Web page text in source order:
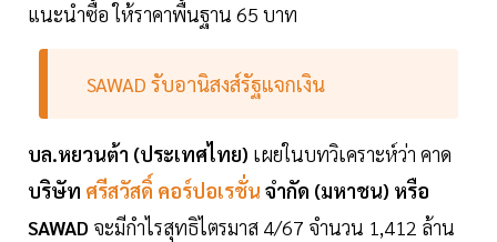
แนะนำซื้อ ให้ราคาพื้นฐาน 65 บาท
SAWAD รับอานิสงส์รัฐแจกเงิน
บล.หยวนต้า (ประเทศไทย) เผยในบทวิเคราะห์ว่า คาด
บริษัท ศรีสวัสดิ์ คอร์ปอเรชั่น จำกัด (มหาชน) หรือ
SAWAD จะมีกำไรสุทธิไตรมาส 4/67 จำนวน 1,412 ล้าน